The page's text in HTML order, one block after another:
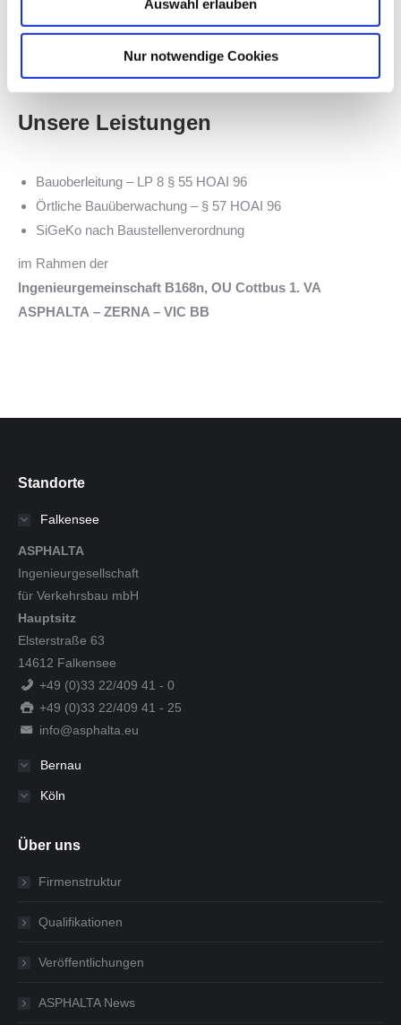
Auswahl erlauben
Nur notwendige Cookies
Herr Dipl.-Ing. Heiko Dulinski
Herr Dipl.-Ing. David Fiedler
Unsere Leistungen
Bauoberleitung – LP 8 § 55 HOAI 96
Örtliche Bauüberwachung – § 57 HOAI 96
SiGeKo nach Baustellenverordnung
im Rahmen der
Ingenieurgemeinschaft B168n, OU Cottbus 1. VA
ASPHALTA – ZERNA – VIC BB
Standorte
Falkensee
ASPHALTA
Ingenieurgesellschaft
für Verkehrsbau mbH
Hauptsitz
Elsterstraße 63
14612 Falkensee
+49 (0)33 22/409 41 - 0
+49 (0)33 22/409 41 - 25
info@asphalta.eu
Bernau
Köln
Über uns
Firmenstruktur
Qualifikationen
Veröffentlichungen
ASPHALTA News